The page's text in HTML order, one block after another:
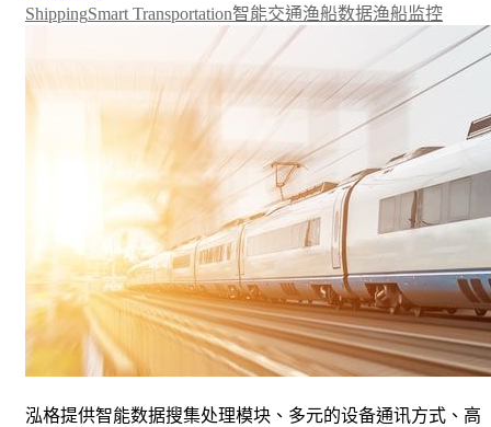
ShippingSmart Transportation智能交通渔船数据渔船监控
泓格提供智能数据搜集处理模块、多元的设备通讯方式、高